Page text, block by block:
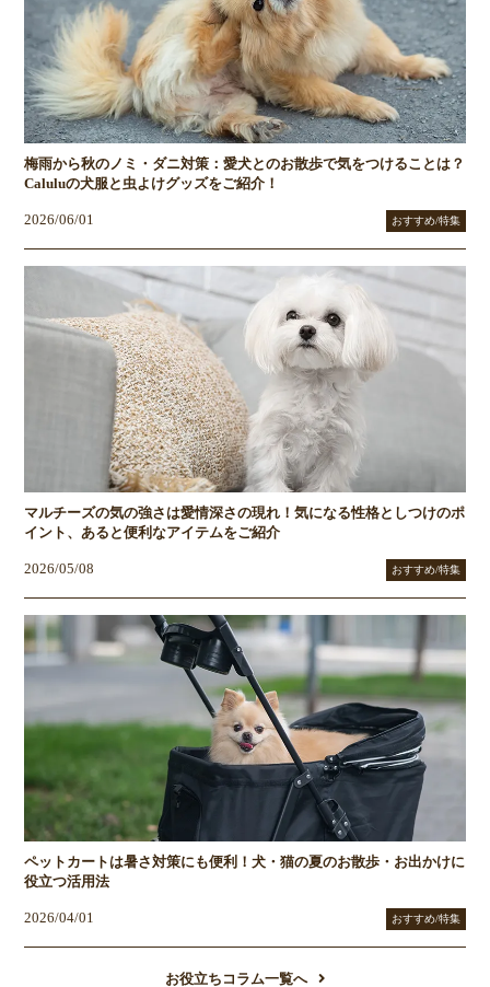
梅雨から秋のノミ・ダニ対策：愛犬とのお散歩で気をつけることは？
Caluluの犬服と虫よけグッズをご紹介！
2026/06/01 おすすめ/特集
マルチーズの気の強さは愛情深さの現れ！気になる性格としつけのポ
イント、あると便利なアイテムをご紹介
2026/05/08 おすすめ/特集
ペットカートは暑さ対策にも便利！犬・猫の夏のお散歩・お出かけに
役立つ活用法
2026/04/01 おすすめ/特集
お役立ちコラム一覧へ